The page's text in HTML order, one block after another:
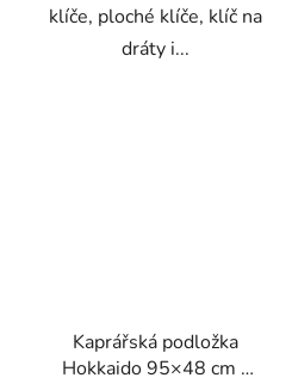
klíče, ploché klíče, klíč na
dráty i...
Kaprářská podložka
Hokkaido 95×48 cm –